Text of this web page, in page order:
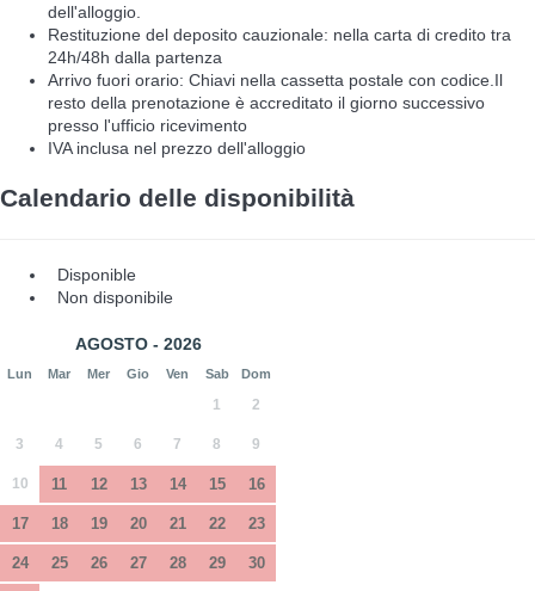
dell'alloggio.
Restituzione del deposito cauzionale: nella carta di credito tra
24h/48h dalla partenza
Arrivo fuori orario: Chiavi nella cassetta postale con codice.Il
resto della prenotazione è accreditato il giorno successivo
presso l'ufficio ricevimento
IVA inclusa nel prezzo dell'alloggio
Calendario delle disponibilità
Disponible
Non disponibile
AGOSTO - 2026
Lun Mar Mer Gio Ven Sab Dom
1 2
3 4 5 6 7 8 9
10 11 12 13 14 15 16
17 18 19 20 21 22 23
24 25 26 27 28 29 30